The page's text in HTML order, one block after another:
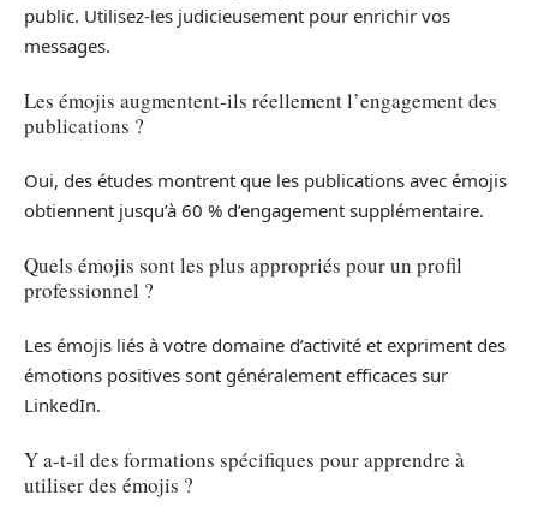
public. Utilisez-les judicieusement pour enrichir vos
messages.
Les émojis augmentent-ils réellement l’engagement des
publications ?
Oui, des études montrent que les publications avec émojis
obtiennent jusqu’à 60 % d’engagement supplémentaire.
Quels émojis sont les plus appropriés pour un profil
professionnel ?
Les émojis liés à votre domaine d’activité et expriment des
émotions positives sont généralement efficaces sur
LinkedIn.
Y a-t-il des formations spécifiques pour apprendre à
utiliser des émojis ?